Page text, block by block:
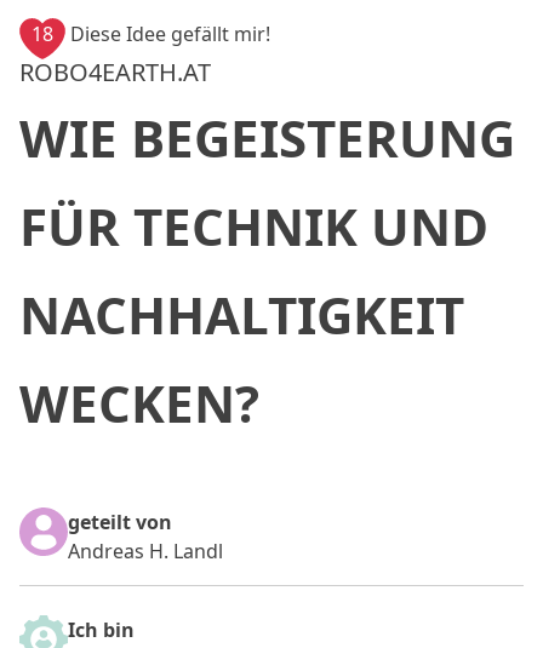
18 Diese Idee gefällt mir!
ROBO4EARTH.AT
WIE BEGEISTERUNG
FÜR TECHNIK UND
NACHHALTIGKEIT
WECKEN?
geteilt von
Andreas H. Landl
Ich bin